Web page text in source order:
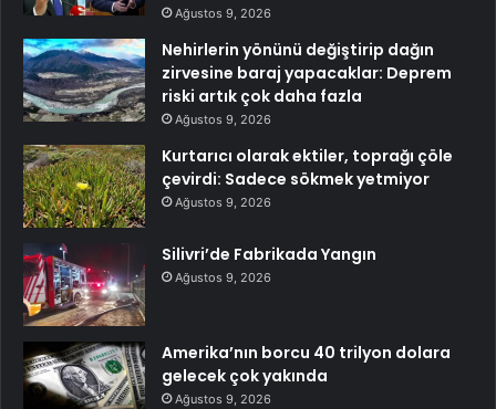
Ağustos 9, 2026
Nehirlerin yönünü değiştirip dağın
zirvesine baraj yapacaklar: Deprem
riski artık çok daha fazla
Ağustos 9, 2026
Kurtarıcı olarak ektiler, toprağı çöle
çevirdi: Sadece sökmek yetmiyor
Ağustos 9, 2026
Silivri’de Fabrikada Yangın
Ağustos 9, 2026
Amerika’nın borcu 40 trilyon dolara
gelecek çok yakında
Ağustos 9, 2026